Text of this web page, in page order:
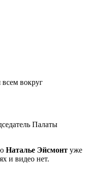
вокруг
Палаты
Наталье Эйсмонт уже
и видео нет.